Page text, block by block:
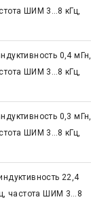
ШИМ 3…8 кГц,
0,4 мГн,
ШИМ 3…8 кГц,
0,3 мГн,
ШИМ 3…8 кГц,
22,4
частота ШИМ 3…8